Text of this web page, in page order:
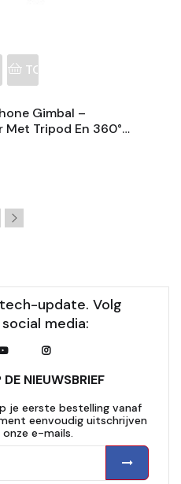
TOEVOEGEN AAN
Gimbal –
Tripod En 360°
update. Volg
media:
NIEUWSBRIEF
je eerste bestelling vanaf
eenvoudig uitschrijven
onze e-mails.